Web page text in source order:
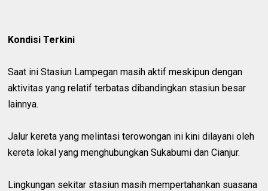
Kondisi Terkini
Saat ini Stasiun Lampegan masih aktif meskipun dengan
aktivitas yang relatif terbatas dibandingkan stasiun besar
lainnya.
Jalur kereta yang melintasi terowongan ini kini dilayani oleh
kereta lokal yang menghubungkan Sukabumi dan Cianjur.
Lingkungan sekitar stasiun masih mempertahankan suasana